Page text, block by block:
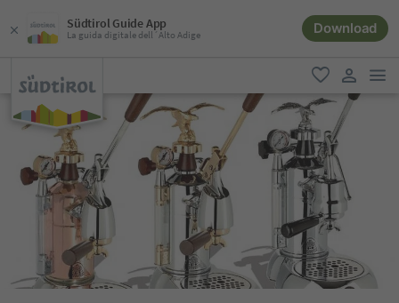
Südtirol Guide App
La guida digitale dell´Alto Adige Download
favoriti
user link